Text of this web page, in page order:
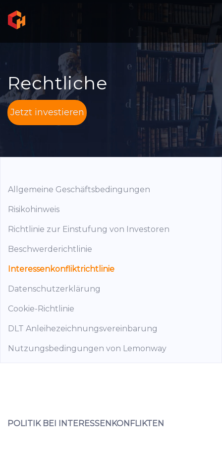
Rechtliche
Jetzt investieren
Allgemeine Geschäftsbedingungen
Risikohinweis
Richtlinie zur Einstufung von Investoren
Beschwerderichtlinie
Interessenkonfliktrichtlinie
Datenschutzerklärung
Cookie-Richtlinie
DLT Anleihezeichnungsvereinbarung
Nutzungsbedingungen von Lemonway
POLITIK BEI INTERESSENKONFLIKTEN